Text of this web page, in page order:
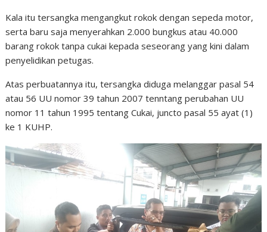
Kala itu tersangka mengangkut rokok dengan sepeda motor,
serta baru saja menyerahkan 2.000 bungkus atau 40.000
barang rokok tanpa cukai kepada seseorang yang kini dalam
penyelidikan petugas.
Atas perbuatannya itu, tersangka diduga melanggar pasal 54
atau 56 UU nomor 39 tahun 2007 tenntang perubahan UU
nomor 11 tahun 1995 tentang Cukai, juncto pasal 55 ayat (1)
ke 1 KUHP.